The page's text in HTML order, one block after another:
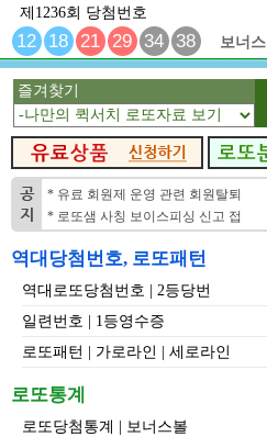
제1236회 당첨번호
12 18 21 29 34 38 보너스
즐겨찾기
* 유료 회원제 운영 관련 회원탈퇴
* 로또샘 사칭 보이스피싱 신고 접
역대당첨번호, 로또패턴
역대로또당첨번호
2등당번
일련번호
1등영수증
로또패턴
가로라인 세로라인
로또통계
로또당첨통계
보너스볼